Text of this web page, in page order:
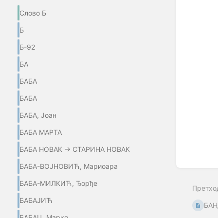
Слово Б
Б
Б-92
БА
БАБА
БАБА
БАБА, Јоан
БАБА МАРТА
БАБА НОВАК → СТАРИНА НОВАК
БАБА-ВОЈНОВИЋ, Мариоара
БАБА-МИЛКИЋ, Ђорђе
БАБАЈИЋ